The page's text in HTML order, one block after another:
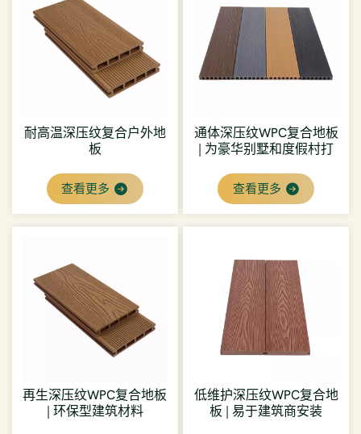
耐高温深压纹复合户外地
板
查看更多
通体深压纹WPC复合地板
| 为豪华别墅和度假村打
查看更多
再生深压纹WPC复合地板
| 环保型建筑材料
低维护深压纹WPC复合地
板 | 易于建筑商安装